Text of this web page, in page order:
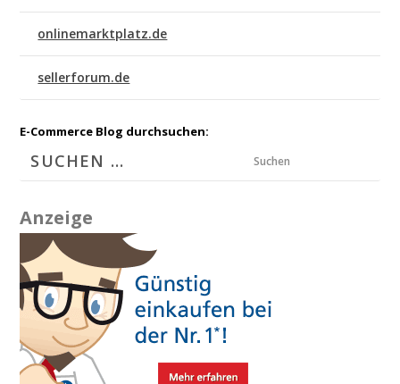
onlinemarktplatz.de
sellerforum.de
E-Commerce Blog durchsuchen:
Suchen
Anzeige